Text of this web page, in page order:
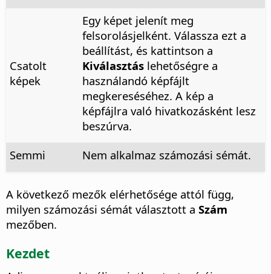
Csatolt
képek
Egy képet jelenít meg
felsorolásjelként. Válassza ezt a
beállítást, és kattintson a
Kiválasztáslehetőségre a
használandó képfájlt
megkereséséhez. A kép a
képfájlra való hivatkozásként lesz
beszúrva.
Semmi
Nem alkalmaz számozási sémát.
A következő mezők elérhetősége attól függ,
milyen számozási sémát választott a Szám
mezőben.
Kezdet